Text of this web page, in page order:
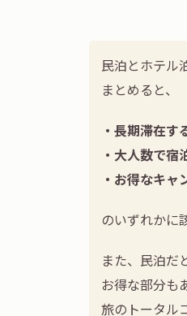
民泊とホテル
まとめると、
・長期滞在す
・大人数で宿
・お得なキ
のいずれかに
また、民泊だ
お得な部分も
旅のトータル